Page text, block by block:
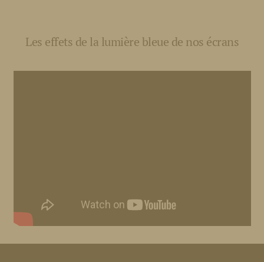
Les effets de la lumière bleue de nos écrans